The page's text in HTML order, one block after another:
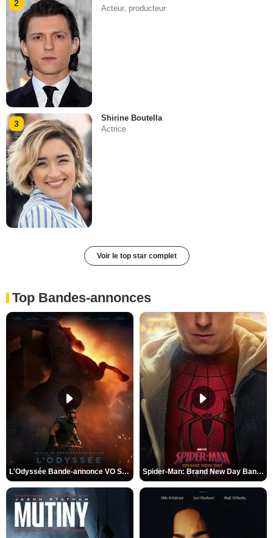
2
Acteur, producteur
3
Shirine Boutella
Actrice
Voir le top star complet
Top Bandes-annonces
L'Odyssée Bande-annonce VO STFR Spider-Man: Brand New Day Bande-annonce VO STFR